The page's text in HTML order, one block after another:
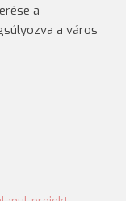
a
a város